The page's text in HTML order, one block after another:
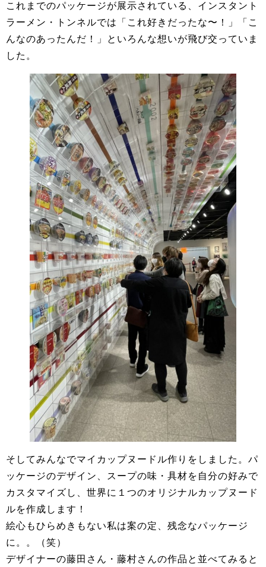
これまでのパッケージが展示されている、インスタント
ラーメン・トンネルでは「これ好きだったな〜！」「こ
んなのあったんだ！」といろんな想いが飛び交っていま
した。
そしてみんなでマイカップヌードル作りをしました。パ
ッケージのデザイン、スープの味・具材を自分の好みで
カスタマイズし、世界に１つのオリジナルカップヌード
ルを作成します！
絵心もひらめきもない私は案の定、残念なパッケージ
に。。（笑）
デザイナーの藤田さん・藤村さんの作品と並べてみると